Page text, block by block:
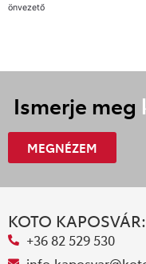
önvezető
Ismerje meg
MEGNÉZEM
KOTO KAPOSVÁR:
+36 82 529 530